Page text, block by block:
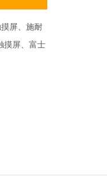
屏、施耐
摸屏、富士